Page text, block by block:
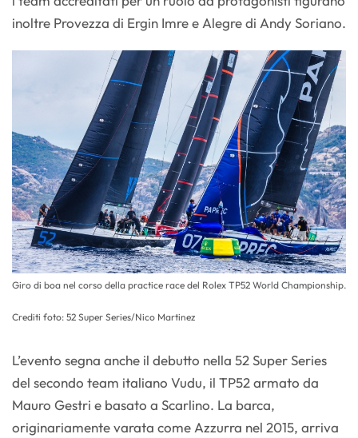
inoltre Provezza di Ergin Imre e Alegre di Andy Soriano.
Giro di boa nel corso della practice race del Rolex TP52 World Championship.
Crediti foto: 52 Super Series/Nico Martinez
L’evento segna anche il debutto nella 52 Super Series
del secondo team italiano Vudu, il TP52 armato da
Mauro Gestri e basato a Scarlino. La barca,
originariamente varata come Azzurra nel 2015, arriva